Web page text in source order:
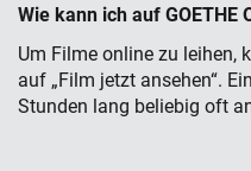
Wie kann ich auf GOETHE
Um Filme online zu leihen,
auf „Film jetzt ansehen“.
Stunden lang beliebig oft